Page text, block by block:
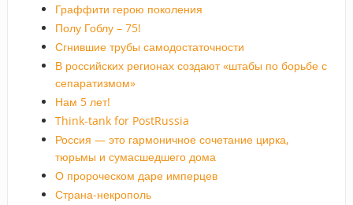
Граффити герою поколения
Полу Гоблу – 75!
Сгнившие трубы самодостаточности
В российских регионах создают «штабы по борьбе с
сепаратизмом»
Нам 5 лет!
Think-tank for PostRussia
Россия — это гармоничное сочетание цирка,
тюрьмы и сумасшедшего дома
О пророческом даре имперцев
Страна-некрополь